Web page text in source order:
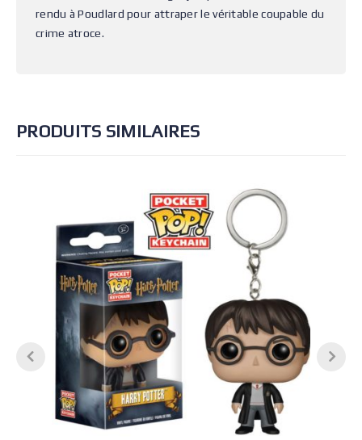
rendu à Poudlard pour attraper le véritable coupable du
crime atroce.
PRODUITS SIMILAIRES